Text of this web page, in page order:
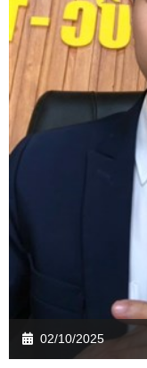
02/10/2025